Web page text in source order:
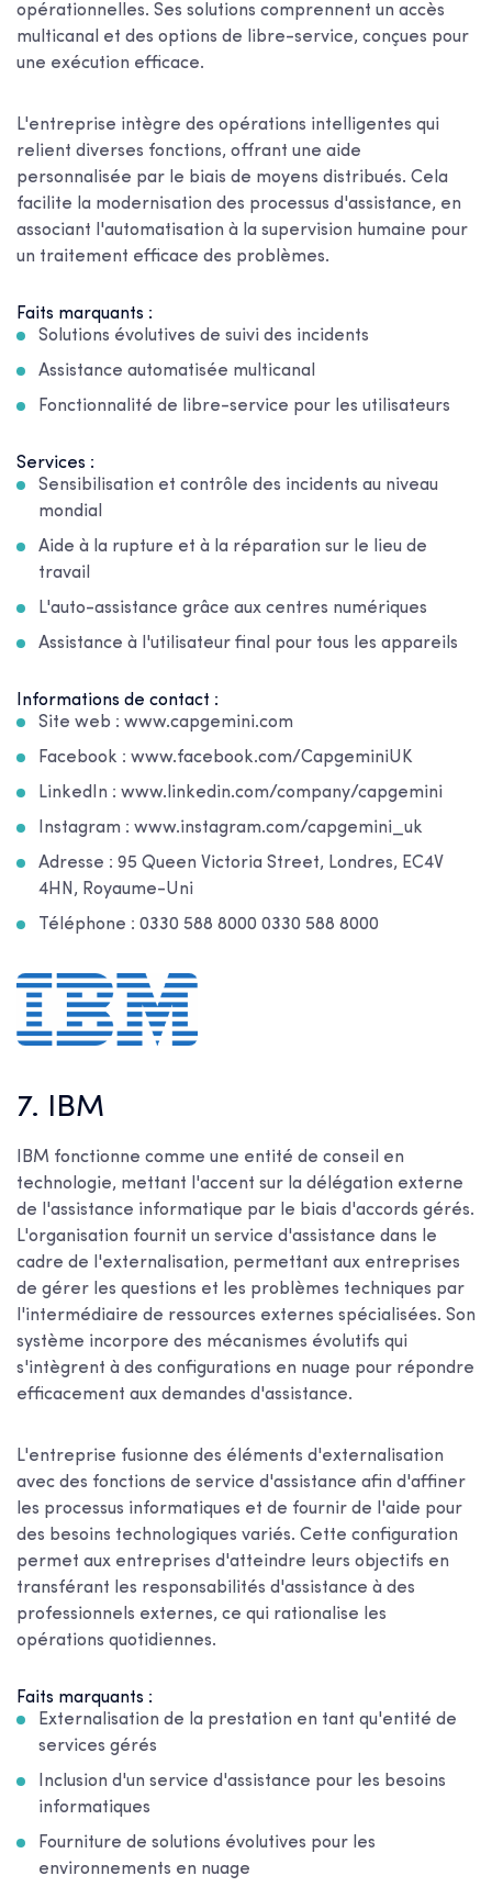
opérationnelles. Ses solutions comprennent un accès
multicanal et des options de libre-service, conçues pour
une exécution efficace.
L'entreprise intègre des opérations intelligentes qui
relient diverses fonctions, offrant une aide
personnalisée par le biais de moyens distribués. Cela
facilite la modernisation des processus d'assistance, en
associant l'automatisation à la supervision humaine pour
un traitement efficace des problèmes.
Faits marquants :
Solutions évolutives de suivi des incidents
Assistance automatisée multicanal
Fonctionnalité de libre-service pour les utilisateurs
Services :
Sensibilisation et contrôle des incidents au niveau
mondial
Aide à la rupture et à la réparation sur le lieu de
travail
L'auto-assistance grâce aux centres numériques
Assistance à l'utilisateur final pour tous les appareils
Informations de contact :
Site web : www.capgemini.com
Facebook : www.facebook.com/CapgeminiUK
LinkedIn : www.linkedin.com/company/capgemini
Instagram : www.instagram.com/capgemini_uk
Adresse : 95 Queen Victoria Street, Londres, EC4V
4HN, Royaume-Uni
Téléphone : 0330 588 8000 0330 588 8000
7. IBM
IBM fonctionne comme une entité de conseil en
technologie, mettant l'accent sur la délégation externe
de l'assistance informatique par le biais d'accords gérés.
L'organisation fournit un service d'assistance dans le
cadre de l'externalisation, permettant aux entreprises
de gérer les questions et les problèmes techniques par
l'intermédiaire de ressources externes spécialisées. Son
système incorpore des mécanismes évolutifs qui
s'intègrent à des configurations en nuage pour répondre
efficacement aux demandes d'assistance.
L'entreprise fusionne des éléments d'externalisation
avec des fonctions de service d'assistance afin d'affiner
les processus informatiques et de fournir de l'aide pour
des besoins technologiques variés. Cette configuration
permet aux entreprises d'atteindre leurs objectifs en
transférant les responsabilités d'assistance à des
professionnels externes, ce qui rationalise les
opérations quotidiennes.
Faits marquants :
Externalisation de la prestation en tant qu'entité de
services gérés
Inclusion d'un service d'assistance pour les besoins
informatiques
Fourniture de solutions évolutives pour les
environnements en nuage